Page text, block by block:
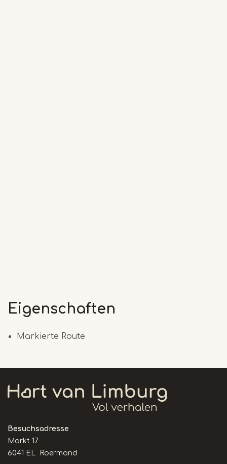
Eigenschaften
Markierte Route
Besuchsadresse
Markt 17
6041 EL Roermond